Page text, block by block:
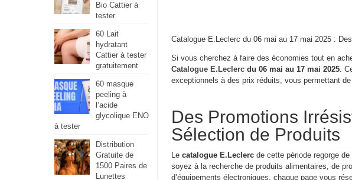
Catalogue E.Leclerc du 06 mai au 17 mai 2025 :
Si vous cherchez à faire des économies tout en
Catalogue E.Leclerc du 06 mai au 17 mai 2025.
exceptionnels à des prix réduits, vous permettant
Des Promotions
Sélection de Produits
Le catalogue E.Leclerc de cette période regorge
soyez à la recherche de produits alimentaires, de
d’équipements électroniques, chaque page vous
Bio Cattier à
tester
60 Lait
hydratant
Cattier à tester
gratuitement
60 masque
peeling à
l’acide
glycolique ENO
à tester
Distribution
Gratuite de
1500 Paires de
Lunettes